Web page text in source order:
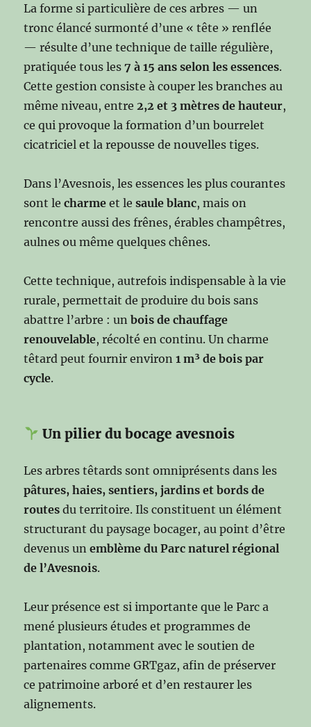
La forme si particulière de ces arbres — un
tronc élancé surmonté d’une « tête » renflée
— résulte d’une technique de taille régulière,
pratiquée tous les7 à 15 ans selon les essences.
Cette gestion consiste à couper les branches au
même niveau, entre 2,2 et 3 mètres de hauteur,
ce qui provoque la formation d’un bourrelet
cicatriciel et la repousse de nouvelles tiges.
Dans l’Avesnois, les essences les plus courantes
sont lecharme et lesaule blanc, mais on
rencontre aussi des frênes, érables champêtres,
aulnes ou même quelques chênes.
Cette technique, autrefois indispensable à la vie
rurale, permettait de produire du bois sans
abattre l’arbre : unbois de chauffage
renouvelable, récolté en continu. Un charme
têtard peut fournir environ1 m³ de bois par
cycle.
Un pilier du bocage avesnois
Les arbres têtards sont omniprésents dans les
pâtures, haies, sentiers, jardins et bords de
routes du territoire. Ils constituent un élément
structurant du paysage bocager, au point d’être
devenus unemblème du Parc naturel régional
de l’Avesnois.
Leur présence est si importante que le Parc a
mené plusieurs études et programmes de
plantation, notamment avec le soutien de
partenaires comme GRTgaz, afin de préserver
ce patrimoine arboré et d’en restaurer les
alignements.